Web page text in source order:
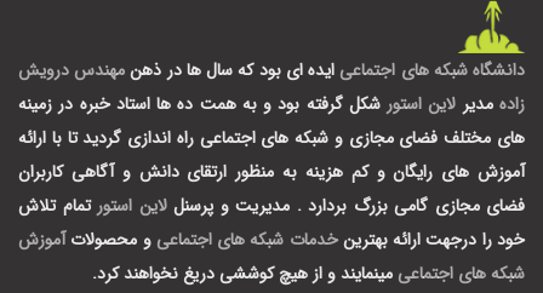
دانشگاه شبکه های اجتماعی ایده ای بود که سال ها در ذهنمهندس درویش
زاده مدیر لاین استور شکل گرفته بود و به همت ده ها استاد خبره در زمینه
های مختلف فضای مجازی و شبکه های اجتماعی راه اندازی گردید تا با ارائه
آموزش های رایگان و کم هزینه به منظور ارتقای دانش و آگاهی کاربران
فضای مجازی گامی بزرگ بردارد . مدیریت و پرسنللاین استور تمام تلاش
خود را درجهت ارائه بهترینخدمات شبکه های اجتماعی و محصولات آموزش
شبکه های اجتماعی مینمایند و از هیچ کوششی دریغ نخواهند کرد.